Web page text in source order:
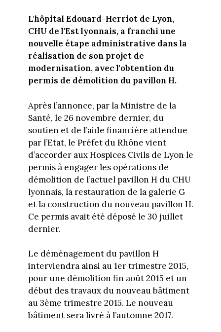
L'hôpital Edouard-Herriot de Lyon,
CHU de l'Est lyonnais, a franchi une
nouvelle étape administrative dans la
réalisation de son projet de
modernisation, avec l'obtention du
permis de démolition du pavillon H.
Après l’annonce, par la Ministre de la
Santé, le 26 novembre dernier, du
soutien et de l’aide financière attendue
par l’Etat, le Préfet du Rhône vient
d’accorder aux Hospices Civils de Lyon le
permis à engager les opérations de
démolition de l’actuel pavillon H du CHU
lyonnais, la restauration de la galerie G
et la construction du nouveau pavillon H.
Ce permis avait été déposé le 30 juillet
dernier.
Le déménagement du pavillon H
interviendra ainsi au 1er trimestre 2015,
pour une démolition fin août 2015 et un
début des travaux du nouveau bâtiment
au 3ème trimestre 2015. Le nouveau
bâtiment sera livré à l’automne 2017.